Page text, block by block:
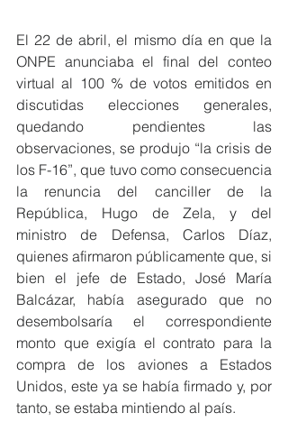
El 22 de abril, el mismo día en que la
ONPE anunciaba el final del conteo
virtual al 100 % de votos emitidos en
discutidas elecciones generales,
quedando pendientes las
observaciones, se produjo “la crisis de
los F-16”, que tuvo como consecuencia
la renuncia del canciller de la
República, Hugo de Zela, y del
ministro de Defensa, Carlos Díaz,
quienes afirmaron públicamente que, si
bien el jefe de Estado, José María
Balcázar, había asegurado que no
desembolsaría el correspondiente
monto que exigía el contrato para la
compra de los aviones a Estados
Unidos, este ya se había firmado y, por
tanto, se estaba mintiendo al país.